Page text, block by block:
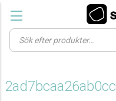
Products
search